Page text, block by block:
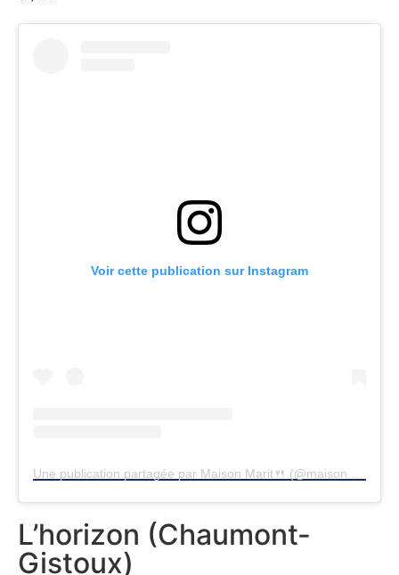
Voir cette publication sur Instagram
L’horizon (Chaumont-
Gistoux)